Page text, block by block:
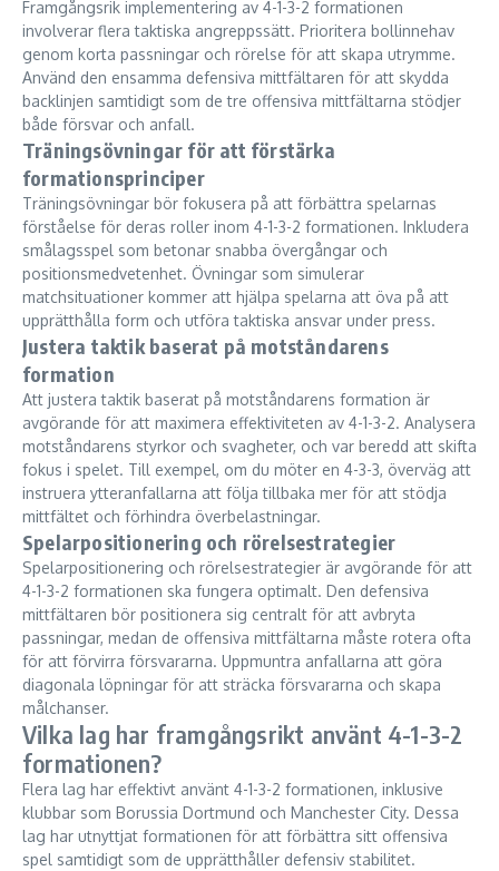
Framgångsrik implementering av 4-1-3-2 formationen
involverar flera taktiska angreppssätt. Prioritera bollinnehav
genom korta passningar och rörelse för att skapa utrymme.
Använd den ensamma defensiva mittfältaren för att skydda
backlinjen samtidigt som de tre offensiva mittfältarna stödjer
både försvar och anfall.
Träningsövningar för att förstärka
formationsprinciper
Träningsövningar bör fokusera på att förbättra spelarnas
förståelse för deras roller inom 4-1-3-2 formationen. Inkludera
smålagsspel som betonar snabba övergångar och
positionsmedvetenhet. Övningar som simulerar
matchsituationer kommer att hjälpa spelarna att öva på att
upprätthålla form och utföra taktiska ansvar under press.
Justera taktik baserat på motståndarens
formation
Att justera taktik baserat på motståndarens formation är
avgörande för att maximera effektiviteten av 4-1-3-2. Analysera
motståndarens styrkor och svagheter, och var beredd att skifta
fokus i spelet. Till exempel, om du möter en 4-3-3, överväg att
instruera ytteranfallarna att följa tillbaka mer för att stödja
mittfältet och förhindra överbelastningar.
Spelarpositionering och rörelsestrategier
Spelarpositionering och rörelsestrategier är avgörande för att
4-1-3-2 formationen ska fungera optimalt. Den defensiva
mittfältaren bör positionera sig centralt för att avbryta
passningar, medan de offensiva mittfältarna måste rotera ofta
för att förvirra försvararna. Uppmuntra anfallarna att göra
diagonala löpningar för att sträcka försvararna och skapa
målchanser.
Vilka lag har framgångsrikt använt 4-1-3-2
formationen?
Flera lag har effektivt använt 4-1-3-2 formationen, inklusive
klubbar som Borussia Dortmund och Manchester City. Dessa
lag har utnyttjat formationen för att förbättra sitt offensiva
spel samtidigt som de upprätthåller defensiv stabilitet.